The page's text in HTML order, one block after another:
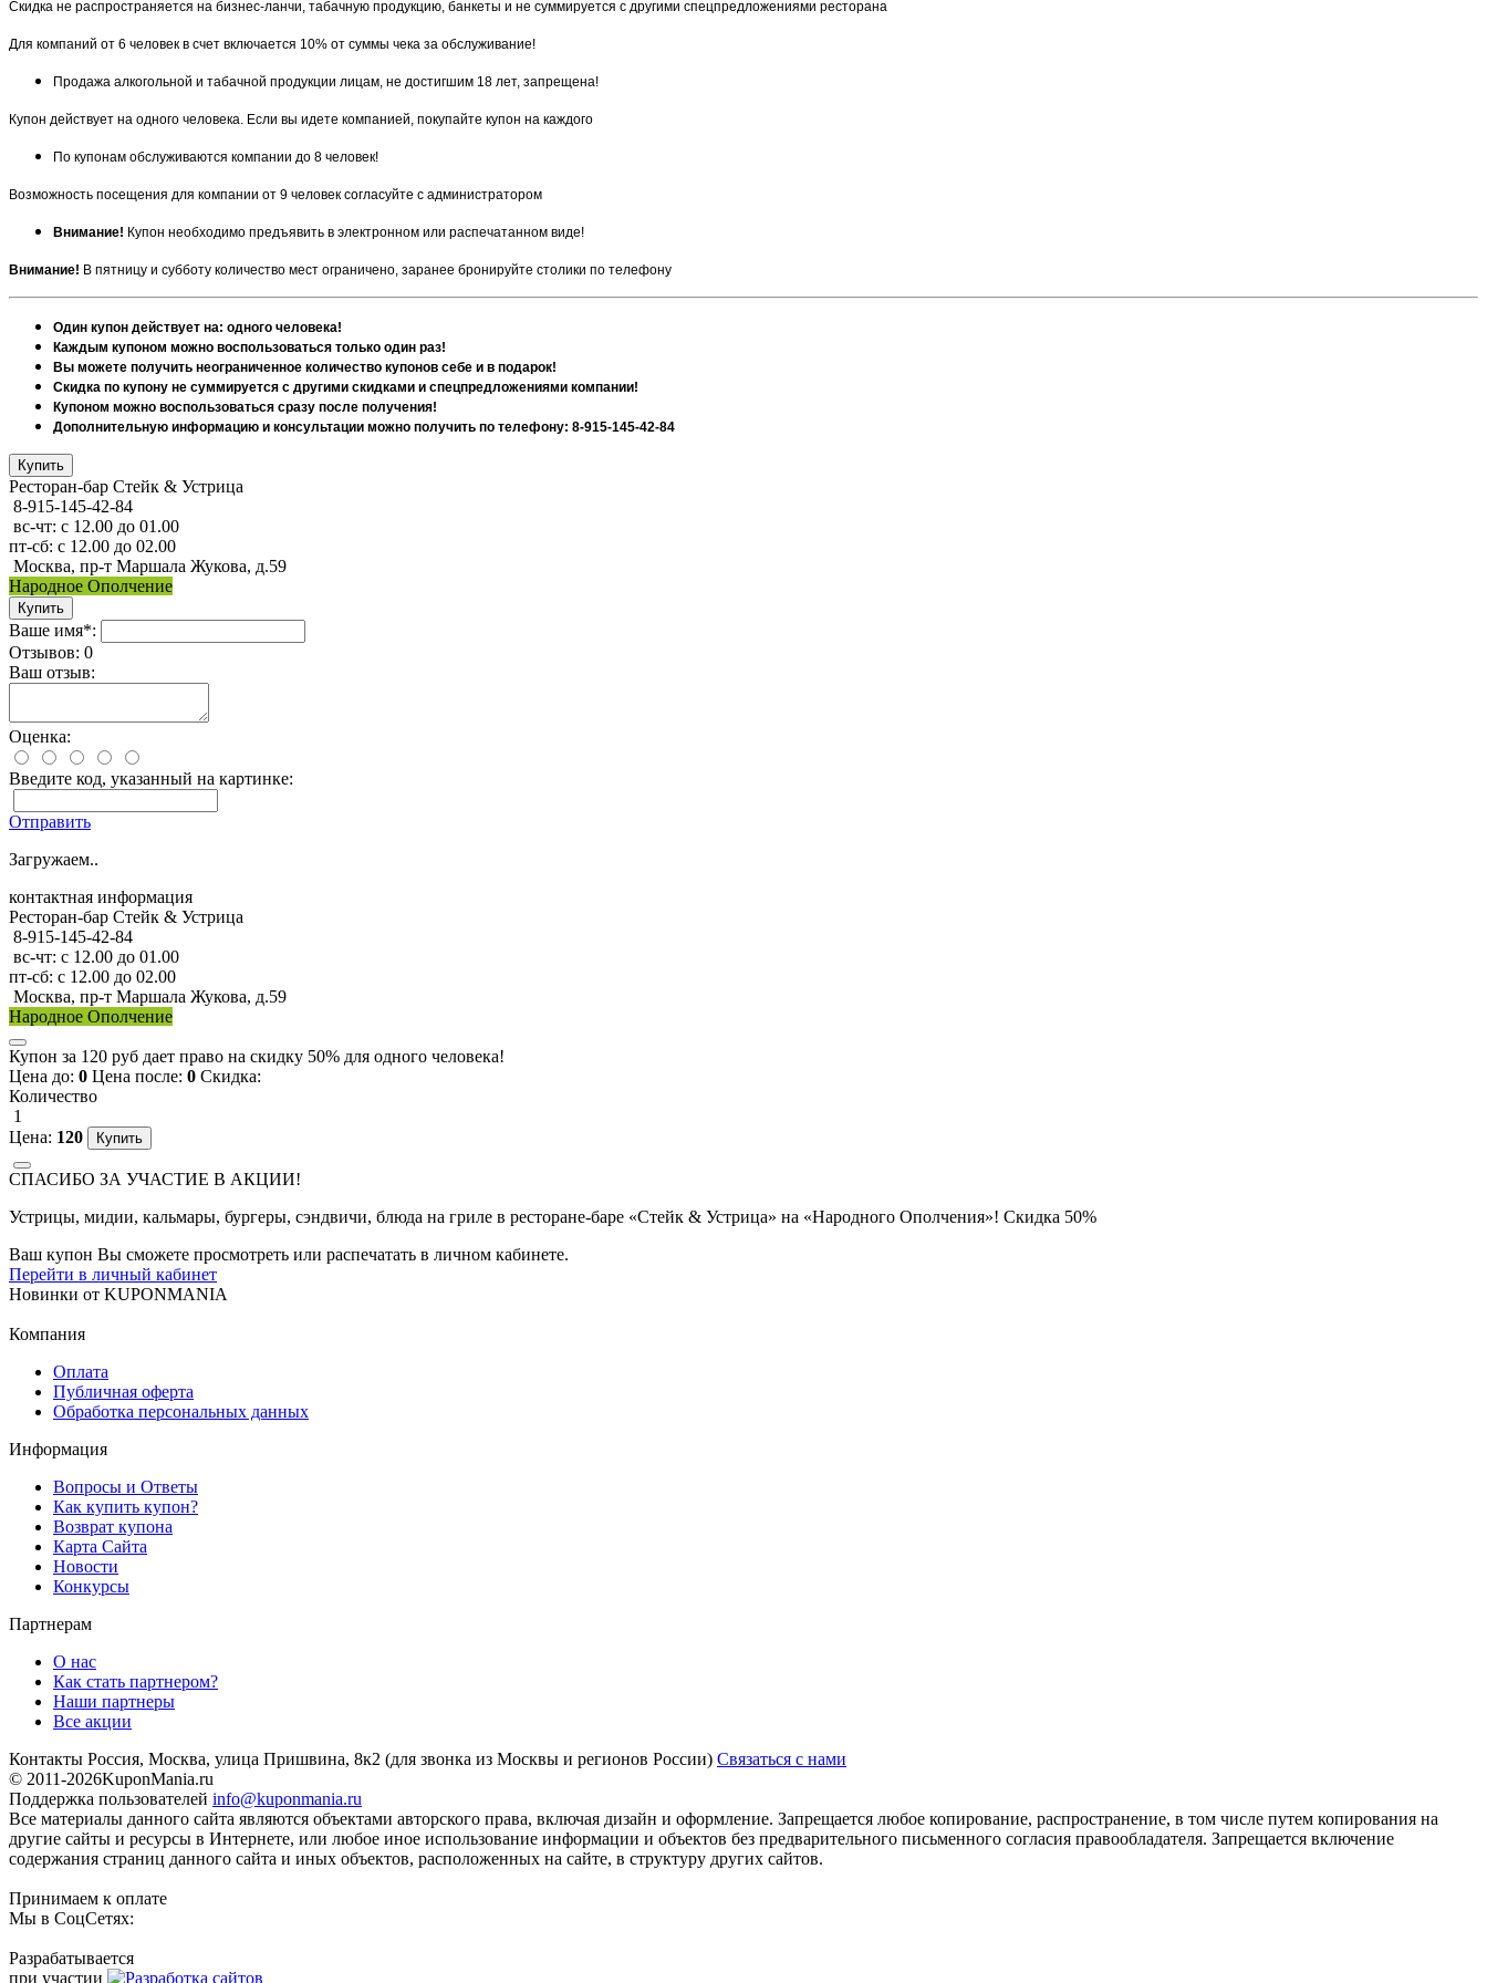
Скидка не распространяется на бизнес-ланчи, табачную продукцию, банкеты и не суммируется с другими спецпредложениями ресторана
Для компаний от 6 человек в счет включается 10% от суммы чека за обслуживание!
Продажа алкогольной и табачной продукции лицам, не достигшим 18 лет, запрещена!
Купон действует на одного человека. Если вы идете компанией, покупайте купон на каждого
По купонам обслуживаются компании до 8 человек!
Возможность посещения для компании от 9 человек согласуйте с администратором
Внимание! Купон необходимо предъявить в электронном или распечатанном виде!
Внимание! В пятницу и субботу количество мест ограничено, заранее бронируйте столики по телефону
Один купон действует на: одного человека!
Каждым купоном можно воспользоваться только один раз!
Вы можете получить неограниченное количество купонов себе и в подарок!
Скидка по купону не суммируется с другими скидками и спецпредложениями компании!
Купоном можно воспользоваться сразу после получения!
Дополнительную информацию и консультации можно получить по телефону: 8-915-145-42-84
Ресторан-бар Стейк & Устрица
8-915-145-42-84
вс-чт: с 12.00 до 01.00
пт-сб: с 12.00 до 02.00
Москва, пр-т Маршала Жукова, д.59
Народное Ополчение
Ваше имя*:
Отзывов: 0
Ваш отзыв:
Оценка:
Введите код, указанный на картинке:
Отправить
Загружаем..
контактная информация
Ресторан-бар Стейк & Устрица
8-915-145-42-84
вс-чт: с 12.00 до 01.00
пт-сб: с 12.00 до 02.00
Москва, пр-т Маршала Жукова, д.59
Народное Ополчение
Купон за 120 руб дает право на скидку 50% для одного человека!
Цена до: 0 Цена после: 0 Скидка:
Количество
1
Цена: 120
СПАСИБО ЗА УЧАСТИЕ В АКЦИИ!
Устрицы, мидии, кальмары, бургеры, сэндвичи, блюда на гриле в ресторане-баре «Стейк & Устрица» на «Народного Ополчения»! Скидка 50%
Ваш купон Вы сможете просмотреть или распечатать в личном кабинете.
Перейти в личный кабинет
Новинки от KUPONMANIA
Компания
Оплата
Публичная оферта
Обработка персональных данных
Информация
Вопросы и Ответы
Как купить купон?
Возврат купона
Карта Сайта
Новости
Конкурсы
Партнерам
О нас
Как стать партнером?
Наши партнеры
Все акции
Контакты Россия, Москва, улица Пришвина, 8к2 (для звонка из Москвы и регионов России) Связаться с нами
© 2011-2026KuponMania.ru
Поддержка пользователей info@kuponmania.ru
Все материалы данного сайта являются объектами авторского права, включая дизайн и оформление. Запрещается любое копирование, распространение, в том числе путем копирования на
другие сайты и ресурсы в Интернете, или любое иное использование информации и объектов без предварительного письменного согласия правообладателя. Запрещается включение
содержания страниц данного сайта и иных объектов, расположенных на сайте, в структуру других сайтов.
Принимаем к оплате
Мы в СоцСетях:
Разрабатывается
при участии